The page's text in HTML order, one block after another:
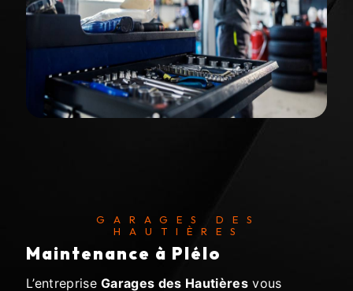
GARAGES DES
HAUTIÈRES
maintenance à Plélo
L’entrepriseGarages des Hautièresvous